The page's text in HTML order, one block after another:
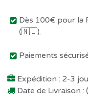
Dès 100€ pour la
(🇳🇱).
Paiements
Expédition : 2-3
Date de Livraison